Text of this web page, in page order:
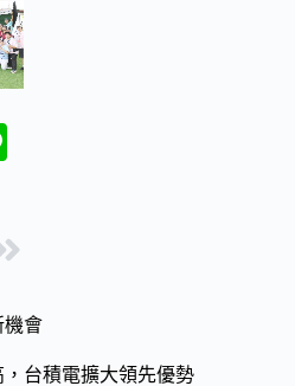
機會
台積電擴大領先優勢